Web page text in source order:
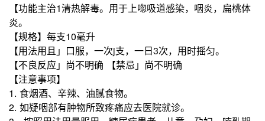
【功能主治1清热解毒。用于上唿吸道感染，咽炎，扁桃体
炎。
【规格】每支10毫升
【用法用且」口服，一次j支，一日3次，用时摇匀。
【不良反应」尚不明确 【禁忌」尚不明确
【注意事项】
1. 食烟酒、辛辣、油腻食物。
2. 如疑咽部有肿物所致疼痛应去医院就诊。